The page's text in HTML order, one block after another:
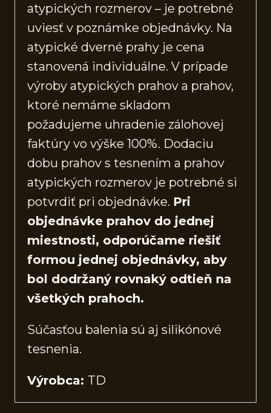
atypických rozmerov – je potrebné
uviesť v poznámke objednávky. Na
atypické dverné prahy je cena
stanovená individuálne. V prípade
výroby atypických prahov a prahov,
ktoré nemáme skladom
požadujeme uhradenie zálohovej
faktúry vo výške 100%. Dodaciu
dobu prahov s tesnením a prahov
atypických rozmerov je potrebné si
potvrdiť pri objednávke. Pri
objednávke prahov do jednej
miestnosti, odporúčame riešiť
formou jednej objednávky, aby
bol dodržaný rovnaký odtieň na
všetkých prahoch.
Súčasťou balenia sú aj silikónové
tesnenia.
Výrobca: TD